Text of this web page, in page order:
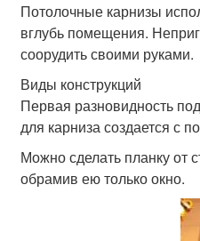
Потолочные карнизы
вглубь помещения.
соорудить своими руками.
Виды конструкций
Первая разновидность
для карниза создается с
Можно сделать планку от
обрамив ею только окно.